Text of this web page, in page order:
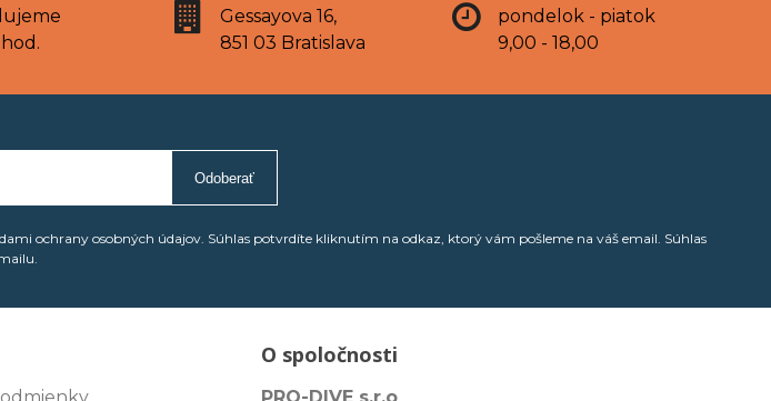
Gessayova 16,
851 03 Bratislava
pondelok - piatok
9,00 - 18,00
Odoberať
ochrany osobných údajov. Súhlas potvrdíte kliknutím na odkaz, ktorý vám pošleme na váš email. Súhlas
O spoločnosti